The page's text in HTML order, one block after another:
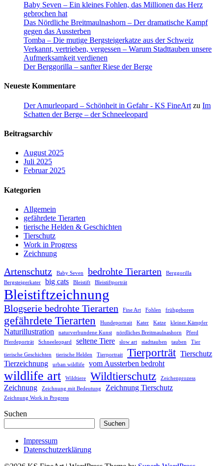
Baby Seven – Ein kleines Fohlen, das Millionen das Herz
gebrochen hat
Das Nördliche Breitmaulnashorn – Der dramatische Kampf
gegen das Aussterben
Tomba – Die mutige Bergsteigerkatze aus der Schweiz
Verkannt, vertrieben, vergessen – Warum Stadttauben unsere
Aufmerksamkeit verdienen
Der Berggorilla – sanfter Riese der Berge
Neueste Kommentare
Der Amurleopard – Schönheit in Gefahr - KS FineArt zu Im
Schatten der Berge – der Schneeleopard
Beitragsarchiv
August 2025
Juli 2025
Februar 2025
Kategorien
Allgemein
gefährdete Tierarten
tierische Helden & Geschichten
Tierschutz
Work in Progress
Zeichnung
Artenschutz Baby Seven bedrohte Tierarten
Berggorilla
Bergsteigerkater
big cats Bleistift Bleistiftporträt
Bleistiftzeichnung
Blogserie bedrohte Tierarten Fine Art Fohlen frühgeboren
gefährdete Tierarten Hundeportrait Kater Katze kleiner Kämpfer
Naturillustration naturverbundene Kunst nördliches Breitmaulnashorn
Pferd
Pferdeporträt
Schneeleopard seltene Tiere slow art stadttauben tauben Tier
tierische Geschichten tierische Helden Tierportrait Tierporträt Tierschutz
Tierzeichnung
urban wildlife vom Aussterben bedroht
wildlife art Wildtiere Wildtierschutz Zeichenprozess
Zeichnung Zeichnung mit Bedeutung Zeichnung Tierschutz
Zeichnung Work in Progress
Suchen
Suchen
Impressum
Datenschutzerklärung